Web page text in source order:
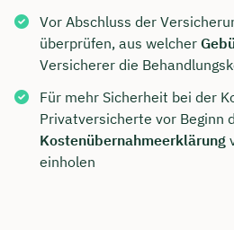
Vor Abschluss der
überprüfen, aus welcher
Versicherer die
Für mehr Sicherheit bei der
Privatversicherte vor Beginn
Kostenübernahmeerklärung
einholen